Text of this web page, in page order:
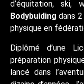
d’équitation, ski,
Bodybuiding dans
physique en
Diplômé d’une
préparation
lancé dans